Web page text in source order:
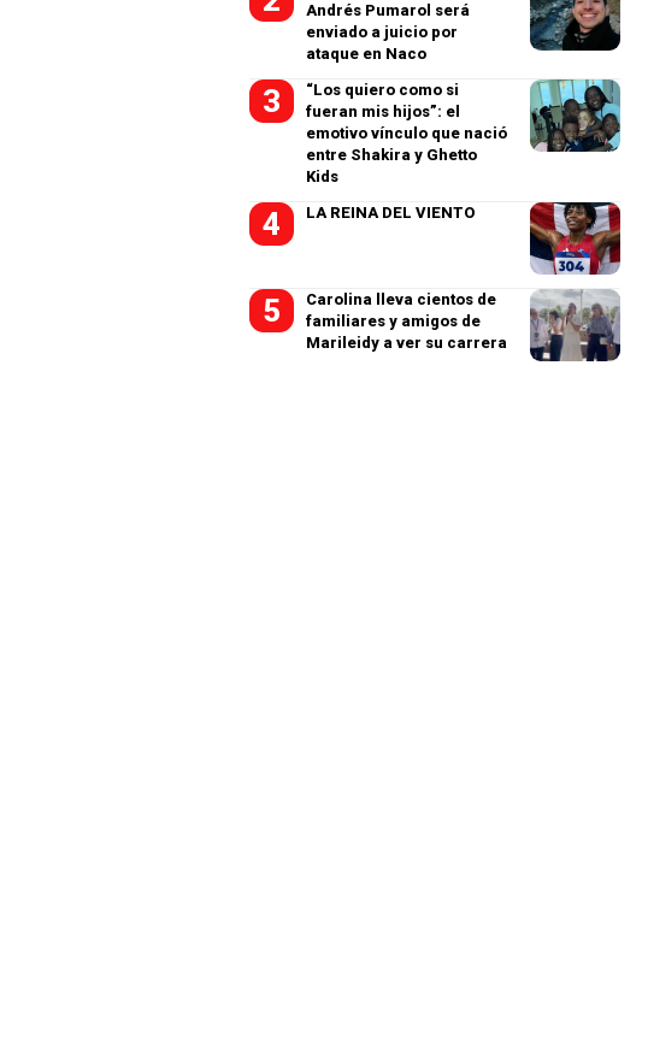
Andrés Pumarol será
enviado a juicio por
ataque en Naco
“Los quiero como si
fueran mis hijos”: el
emotivo vínculo que nació
entre Shakira y Ghetto
Kids
LA REINA DEL VIENTO
Carolina lleva cientos de
familiares y amigos de
Marileidy a ver su carrera